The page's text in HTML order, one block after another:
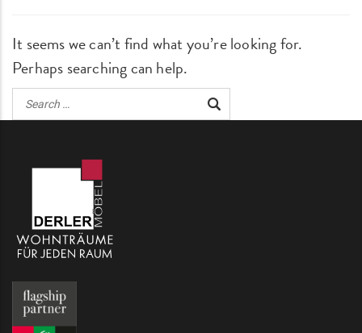
It seems we can’t find what you’re looking for.
Perhaps searching can help.